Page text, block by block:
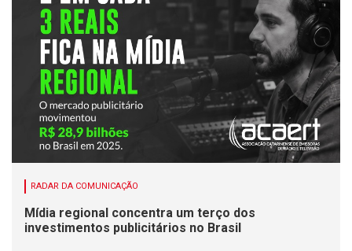
RADAR DA COMUNICAÇÃO
Mídia regional concentra um terço dos
investimentos publicitários no Brasil